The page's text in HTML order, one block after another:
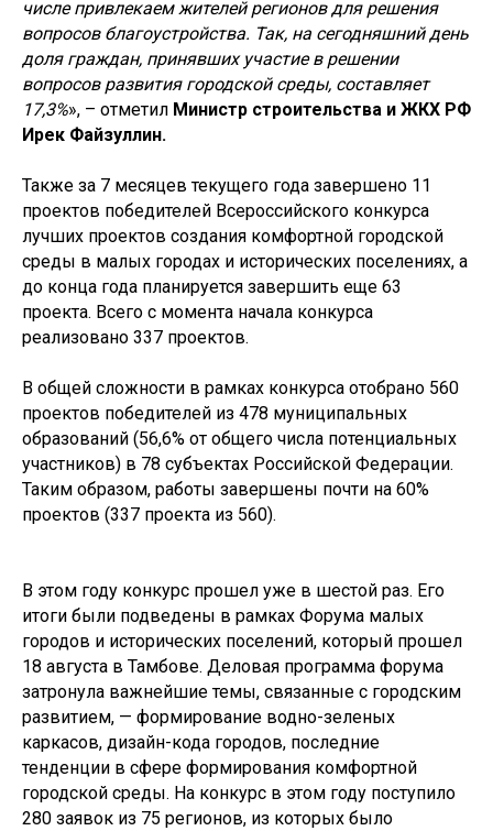
числе привлекаем жителей регионов для решения
вопросов благоустройства. Так, на сегодняшний день
доля граждан, принявших участие в решении
вопросов развития городской среды, составляет
17,3%», – отметил Министр строительства и ЖКХ РФ
Ирек Файзуллин.
Также за 7 месяцев текущего года завершено 11
проектов победителей Всероссийского конкурса
лучших проектов создания комфортной городской
среды в малых городах и исторических поселениях, а
до конца года планируется завершить еще 63
проекта. Всего с момента начала конкурса
реализовано 337 проектов.
В общей сложности в рамках конкурса отобрано 560
проектов победителей из 478 муниципальных
образований (56,6% от общего числа потенциальных
участников) в 78 субъектах Российской Федерации.
Таким образом, работы завершены почти на 60%
проектов (337 проекта из 560).
В этом году конкурс прошел уже в шестой раз. Его
итоги были подведены в рамках Форума малых
городов и исторических поселений, который прошел
18 августа в Тамбове. Деловая программа форума
затронула важнейшие темы, связанные с городским
развитием, — формирование водно-зеленых
каркасов, дизайн-кода городов, последние
тенденции в сфере формирования комфортной
городской среды. На конкурс в этом году поступило
280 заявок из 75 регионов, из которых было